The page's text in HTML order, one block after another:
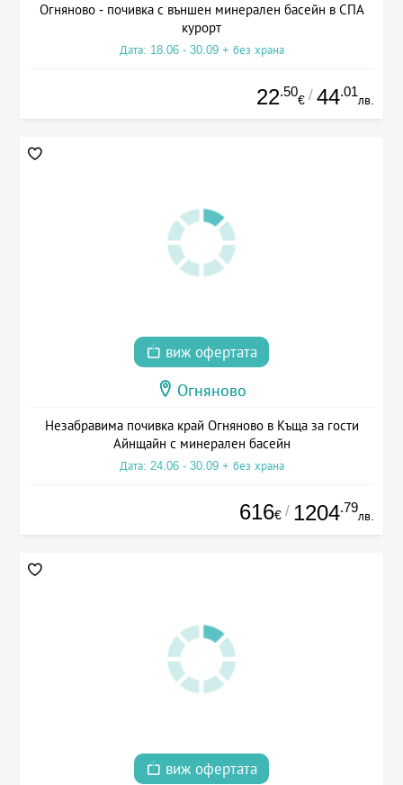
Огняново - почивка с външен минерален басейн в СПА
курорт
Дата: 18.06 - 30.09 + без храна
22.50
€ / 44.01
лв.
виж офертата
Огняново
Незабравима почивка край Огняново в Къща за гости
Айнщайн с минерален басейн
Дата: 24.06 - 30.09 + без храна
616€ / 1204.79
лв.
виж офертата